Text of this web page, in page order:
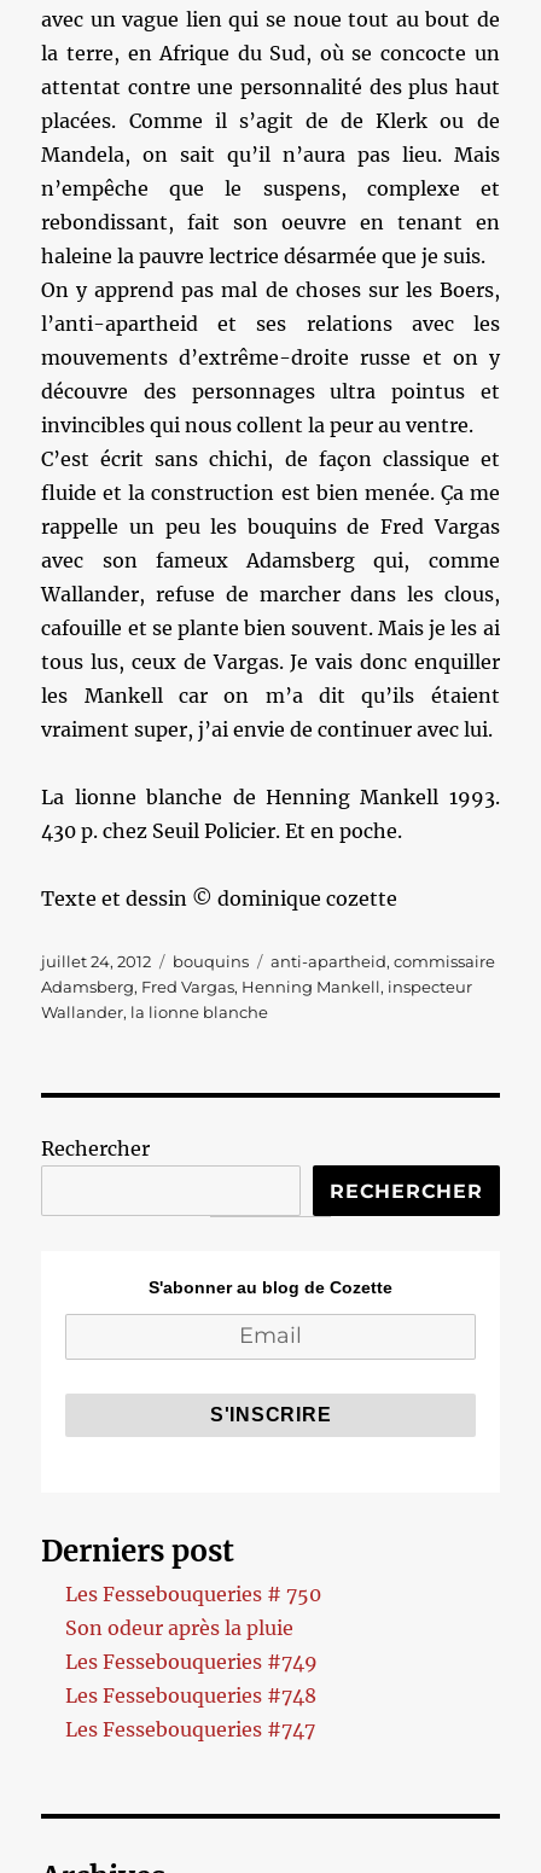
avec un vague lien qui se noue tout au bout de
la terre, en Afrique du Sud, où se concocte un
attentat contre une personnalité des plus haut
placées. Comme il s’agit de de Klerk ou de
Mandela, on sait qu’il n’aura pas lieu. Mais
n’empêche que le suspens, complexe et
rebondissant, fait son oeuvre en tenant en
haleine la pauvre lectrice désarmée que je suis.
On y apprend pas mal de choses sur les Boers,
l’anti-apartheid et ses relations avec les
mouvements d’extrême-droite russe et on y
découvre des personnages ultra pointus et
invincibles qui nous collent la peur au ventre.
C’est écrit sans chichi, de façon classique et
fluide et la construction est bien menée. Ça me
rappelle un peu les bouquins de Fred Vargas
avec son fameux Adamsberg qui, comme
Wallander, refuse de marcher dans les clous,
cafouille et se plante bien souvent. Mais je les ai
tous lus, ceux de Vargas. Je vais donc enquiller
les Mankell car on m’a dit qu’ils étaient
vraiment super, j’ai envie de continuer avec lui.
La lionne blanche de Henning Mankell 1993.
430 p. chez Seuil Policier. Et en poche.
Texte et dessin © dominique cozette
Publié
le
juillet 24, 2012 Catégories
bouquins Étiquettes
anti-apartheid,commissaire
Adamsberg, Fred Vargas, Henning Mankell, inspecteur
Wallander, la lionne blanche
Rechercher
RECHERCHER
S'abonner au blog de Cozette
Derniers post
Les Fessebouqueries # 750
Son odeur après la pluie
Les Fessebouqueries #749
Les Fessebouqueries #748
Les Fessebouqueries #747